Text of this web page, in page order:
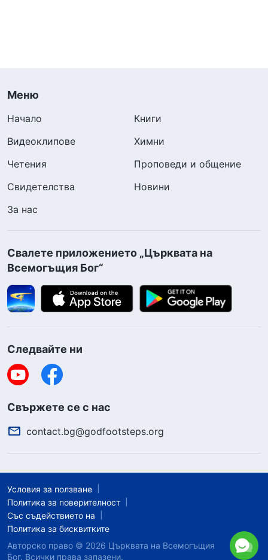
Меню
Начало
Книги
Видеоклипове
Химни
Четения
Проповеди и общение
Свидетелства
Новини
За нас
Свалете приложението „Църквата на
Всемогъщия Бог“
Следвайте ни
Свържете се с нас
contact.bg@godfootsteps.org
Условия за ползване
Политика за поверителност
Със съдействието на
Политика за бисквитките
Авторско право © 2026 Църквата на Всемогъщия
Бог. Всички права запазени.